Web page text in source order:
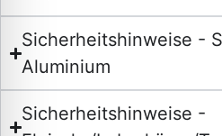
Sicherheitshinweise -
Aluminium
Sicherheitshinweise -